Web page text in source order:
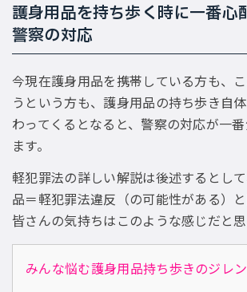
護身用品を持ち歩く時に一番心
警察の対応
今現在護身用品を携帯している方も、
うという方も、護身用品の持ち歩き自
わってくるとなると、警察の対応が一
ます。
軽犯罪法の詳しい解説は後述するとし
品＝軽犯罪法違反（の可能性がある）と
皆さんの気持ちはこのような感じだと思
みんな悩む護身用品持ち歩きのジレ